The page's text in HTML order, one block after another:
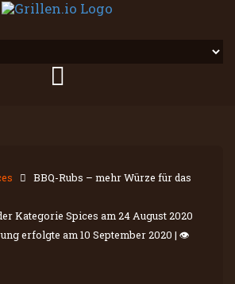
BBQ-Rubs – mehr Würze für das
Kategorie Spices am 24 August 2020
erfolgte am 10 September 2020 | 👁